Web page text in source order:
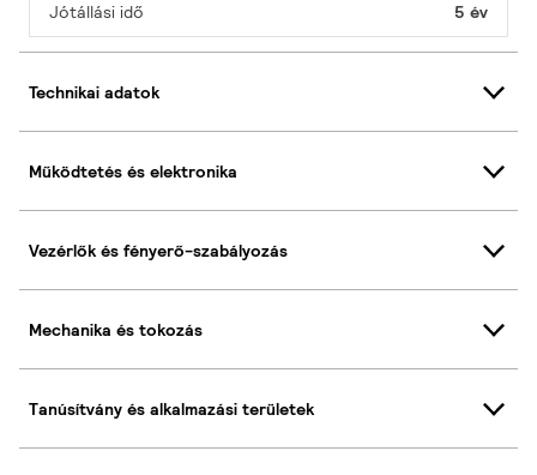
Jótállási idő 5 év
Technikai adatok
Működtetés és elektronika
Vezérlők és fényerő-szabályozás
Mechanika és tokozás
Tanúsítvány és alkalmazási területek